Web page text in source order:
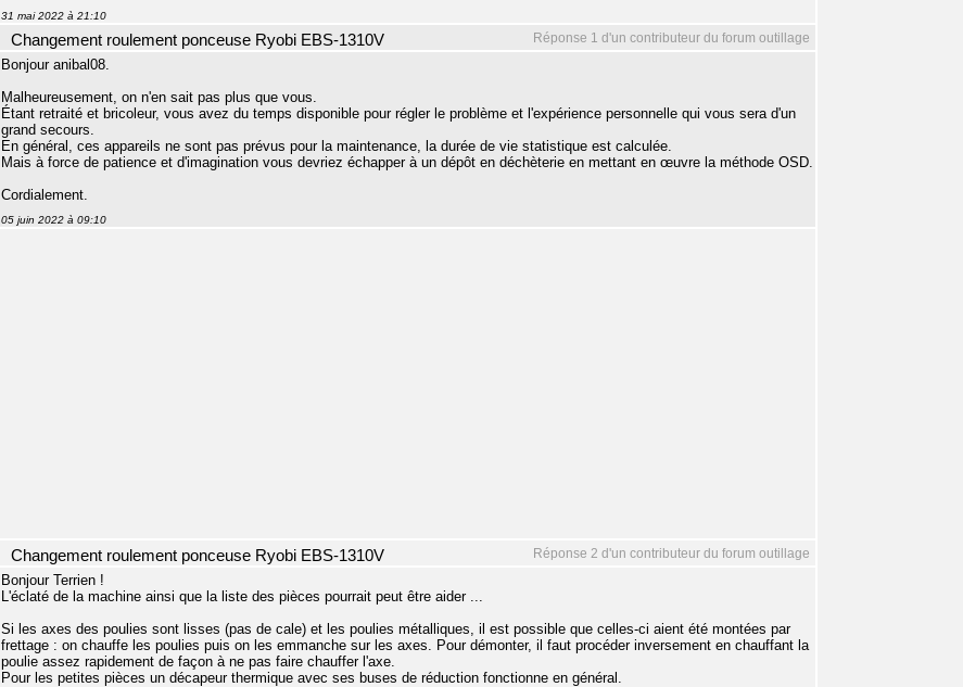
31 mai 2022 à 21:10
Réponse 1 d'un contributeur du forum outillage
Changement roulement ponceuse Ryobi EBS-1310V
Bonjour anibal08.
Malheureusement, on n'en sait pas plus que vous.
Étant retraité et bricoleur, vous avez du temps disponible pour régler le problème et l'expérience personnelle qui vous sera d'un
grand secours.
En général, ces appareils ne sont pas prévus pour la maintenance, la durée de vie statistique est calculée.
Mais à force de patience et d'imagination vous devriez échapper à un dépôt en déchèterie en mettant en œuvre la méthode OSD.
Cordialement.
05 juin 2022 à 09:10
Réponse 2 d'un contributeur du forum outillage
Changement roulement ponceuse Ryobi EBS-1310V
Bonjour Terrien !
L'éclaté de la machine ainsi que la liste des pièces pourrait peut être aider ...
Si les axes des poulies sont lisses (pas de cale) et les poulies métalliques, il est possible que celles-ci aient été montées par
frettage : on chauffe les poulies puis on les emmanche sur les axes. Pour démonter, il faut procéder inversement en chauffant la
poulie assez rapidement de façon à ne pas faire chauffer l'axe.
Pour les petites pièces un décapeur thermique avec ses buses de réduction fonctionne en général.